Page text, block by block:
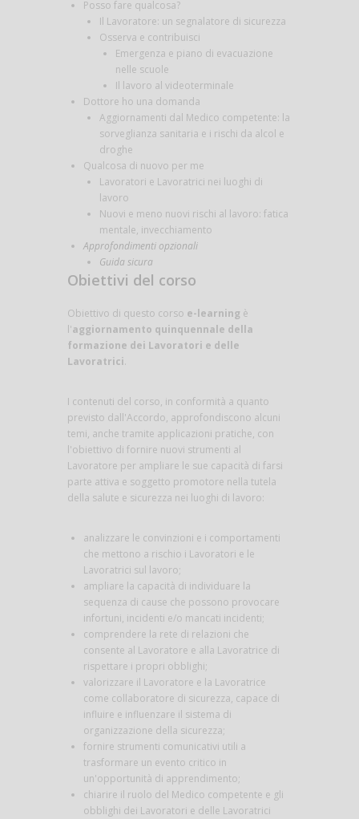
Posso fare qualcosa?
Il Lavoratore: un segnalatore di sicurezza
Osserva e contribuisci
Emergenza e piano di evacuazione
nelle scuole
Il lavoro al videoterminale
Dottore ho una domanda
Aggiornamenti dal Medico competente: la
sorveglianza sanitaria e i rischi da alcol e
droghe
Qualcosa di nuovo per me
Lavoratori e Lavoratrici nei luoghi di
lavoro
Nuovi e meno nuovi rischi al lavoro: fatica
mentale, invecchiamento
Approfondimenti opzionali
Guida sicura
Obiettivi del corso
Obiettivo di questo corso e-learning è
l'aggiornamento quinquennale della
formazione dei Lavoratori e delle
Lavoratrici.
I contenuti del corso, in conformità a quanto
previsto dall'Accordo, approfondiscono alcuni
temi, anche tramite applicazioni pratiche, con
l'obiettivo di fornire nuovi strumenti al
Lavoratore per ampliare le sue capacità di farsi
parte attiva e soggetto promotore nella tutela
della salute e sicurezza nei luoghi di lavoro:
analizzare le convinzioni e i comportamenti
che mettono a rischio i Lavoratori e le
Lavoratrici sul lavoro;
ampliare la capacità di individuare la
sequenza di cause che possono provocare
infortuni, incidenti e/o mancati incidenti;
comprendere la rete di relazioni che
consente al Lavoratore e alla Lavoratrice di
rispettare i propri obblighi;
valorizzare il Lavoratore e la Lavoratrice
come collaboratore di sicurezza, capace di
influire e influenzare il sistema di
organizzazione della sicurezza;
fornire strumenti comunicativi utili a
trasformare un evento critico in
un'opportunità di apprendimento;
chiarire il ruolo del Medico competente e gli
obblighi dei Lavoratori e delle Lavoratrici